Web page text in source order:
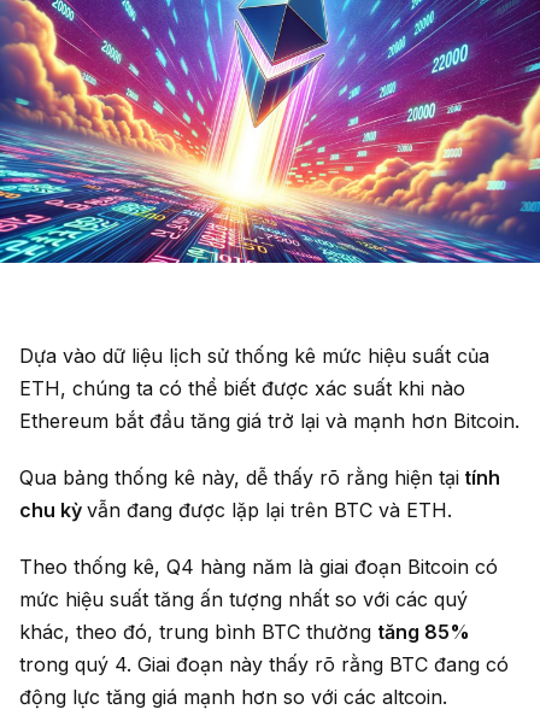
Dựa vào dữ liệu lịch sử thống kê mức hiệu suất của
ETH, chúng ta có thể biết được xác suất khi nào
Ethereum bắt đầu tăng giá trở lại và mạnh hơn Bitcoin.
Qua bảng thống kê này, dễ thấy rõ rằng hiện tại tính
chu kỳ vẫn đang được lặp lại trên BTC và ETH.
Theo thống kê, Q4 hàng năm là giai đoạn Bitcoin có
mức hiệu suất tăng ấn tượng nhất so với các quý
khác, theo đó, trung bình BTC thường tăng 85%
trong quý 4. Giai đoạn này thấy rõ rằng BTC đang có
động lực tăng giá mạnh hơn so với các altcoin.